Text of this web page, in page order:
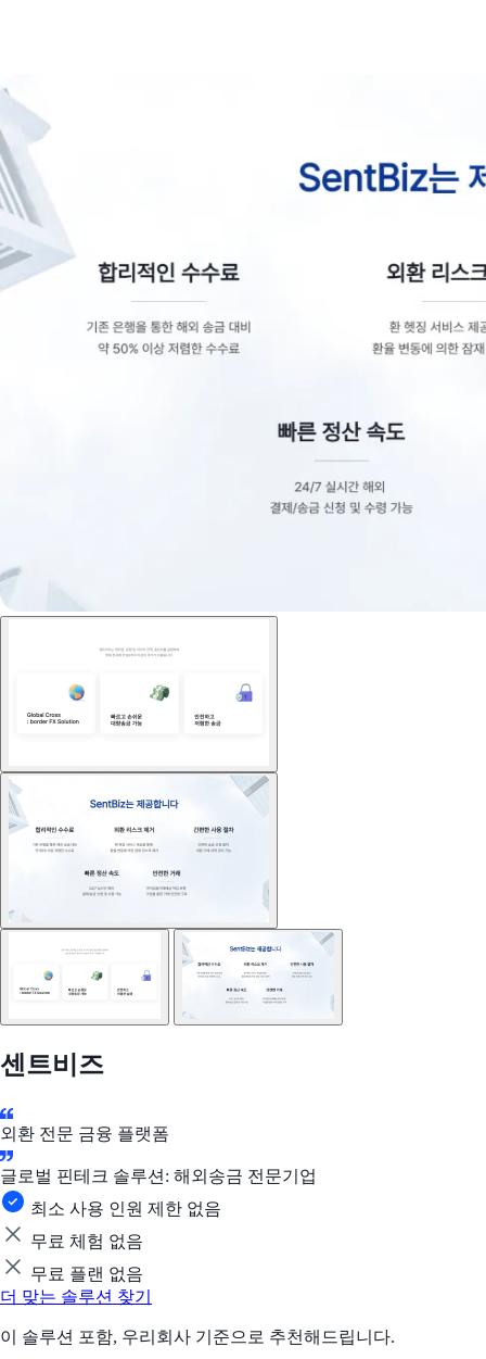
센트비즈
외환 전문 금융 플랫폼
글로벌 핀테크 솔루션: 해외송금 전문기업
최소 사용 인원 제한 없음
무료 체험 없음
무료 플랜 없음
더 맞는 솔루션 찾기
이 솔루션 포함, 우리회사 기준으로 추천해드립니다.